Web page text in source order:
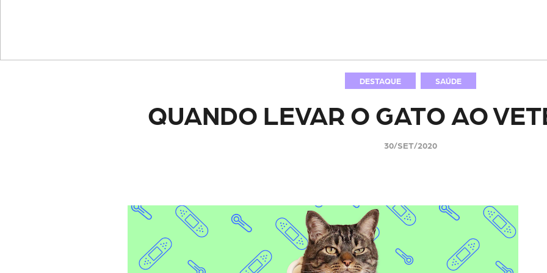
DESTAQUE SAÚDE
QUANDO LEVAR O GATO AO
30/SET/2020